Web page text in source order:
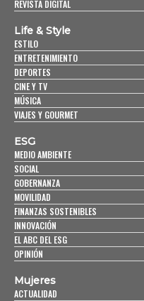
REVISTA DIGITAL
Life & Style
ESTILO
ENTRETENIMIENTO
DEPORTES
CINE Y TV
MÚSICA
VIAJES Y GOURMET
ESG
MEDIO AMBIENTE
SOCIAL
GOBERNANZA
MOVILIDAD
FINANZAS SOSTENIBLES
INNOVACIÓN
EL ABC DEL ESG
OPINIÓN
Mujeres
ACTUALIDAD